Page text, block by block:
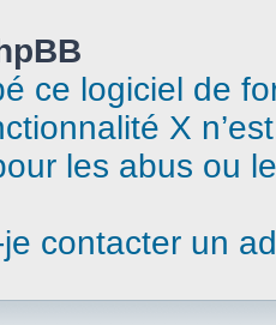
ce logiciel de
X
les abus ou
contacter un